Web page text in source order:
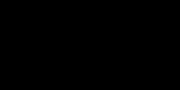
喜
喜
XD